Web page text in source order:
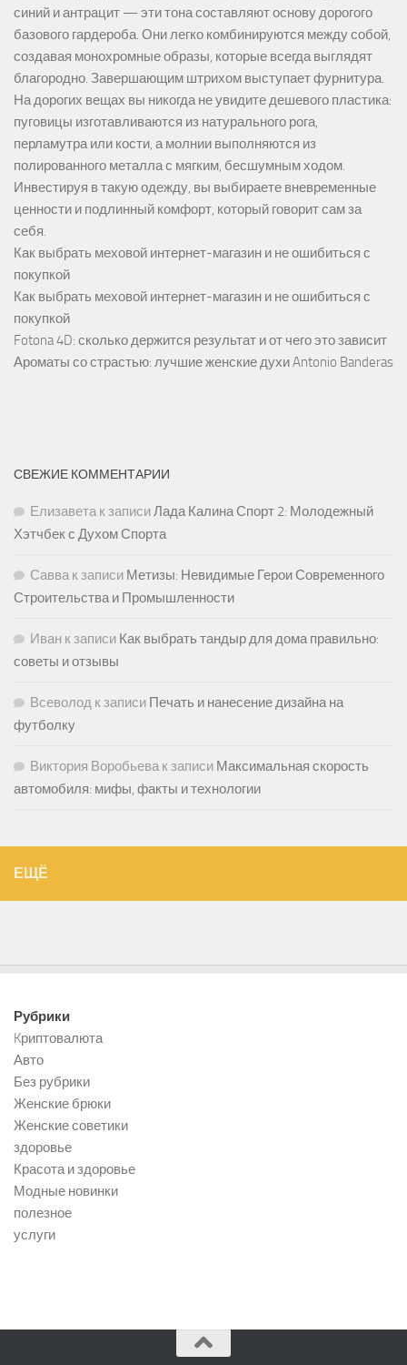
синий и антрацит — эти тона составляют основу дорогого
базового гардероба. Они легко комбинируются между собой,
создавая монохромные образы, которые всегда выглядят
благородно. Завершающим штрихом выступает фурнитура.
На дорогих вещах вы никогда не увидите дешевого пластика:
пуговицы изготавливаются из натурального рога,
перламутра или кости, а молнии выполняются из
полированного металла с мягким, бесшумным ходом.
Инвестируя в такую одежду, вы выбираете вневременные
ценности и подлинный комфорт, который говорит сам за
себя.
Как выбрать меховой интернет-магазин и не ошибиться с
покупкой
Как выбрать меховой интернет-магазин и не ошибиться с
покупкой
Fotona 4D: сколько держится результат и от чего это зависит
Ароматы со страстью: лучшие женские духи Antonio Banderas
СВЕЖИЕ КОММЕНТАРИИ
Елизаветак записиЛада Калина Спорт 2: Молодежный
Хэтчбек с Духом Спорта
Саввак записи Метизы: Невидимые Герои Современного
Строительства и Промышленности
Иван к записи Как выбрать тандыр для дома правильно:
советы и отзывы
Всеволод к записи Печать и нанесение дизайна на
футболку
Виктория Воробьевак записи Максимальная скорость
автомобиля: мифы, факты и технологии
ЕЩЁ
Рубрики
Kриптовалюта
Авто
Без рубрики
Женские брюки
Женские советики
здоровье
Красота и здоровье
Модные новинки
полезное
услуги